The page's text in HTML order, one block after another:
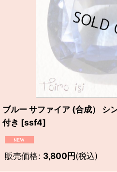
ブルー サファイア (合成） シ
付き [ssf4]
販売価格: 3,800円(税込)